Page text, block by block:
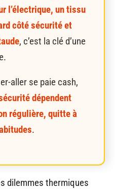
l’électrique, un tissu
côté sécurité et
, c’est la clé d’une
aller se paie cash,
dépendent
régulière, quitte à
.
dilemmes thermiques